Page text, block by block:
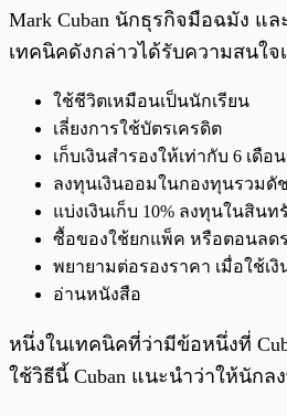
พร้อมเล่น
Mark Cuban นักธุรกิจมือฉมัง แ
เทคนิคดังกล่าวได้รับความสนใ
ใช้ชีวิตเหมือนเป็นนักเรียน
เลี่ยงการใช้บัตรเครดิต
เก็บเงินสำรองให้เท่ากับ 6 เดือ
ลงทุนเงินออมในกองทุนรวมดัช
แบ่งเงินเก็บ 10% ลงทุนในสินท
ซื้อของใช้ยกแพ็ค หรือตอนลด
พยายามต่อรองราคา เมื่อใช้เงิ
อ่านหนังสือ
หนึ่งในเทคนิคที่ว่ามีข้อหนึ่งที่
ใช้วิธีนี้ Cuban แนะนำว่าให้นักล